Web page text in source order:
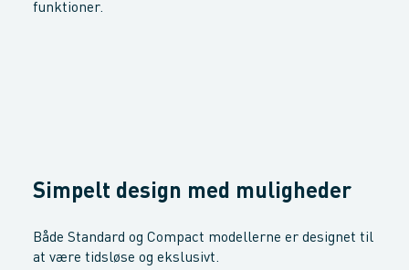
funktioner.
Simpelt design med muligheder
Både Standard og Compact modellerne er designet til
at være tidsløse og ekslusivt.